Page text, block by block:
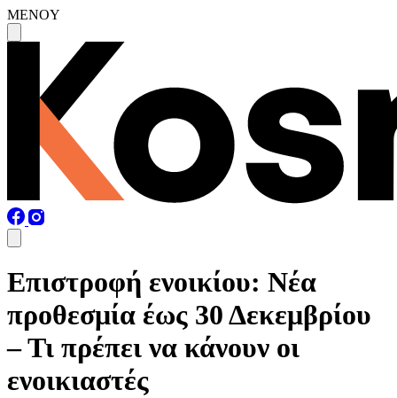
MENOY
Επιστροφή ενοικίου: Νέα
προθεσμία έως 30 Δεκεμβρίου
– Τι πρέπει να κάνουν οι
ενοικιαστές